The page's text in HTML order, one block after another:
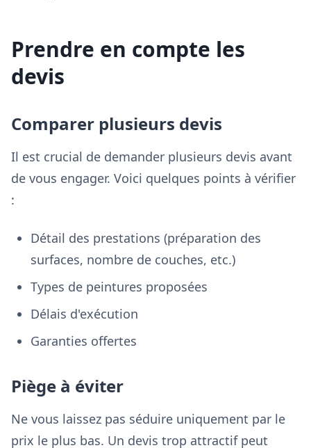
Prendre en compte les
devis
Comparer plusieurs devis
Il est crucial de demander plusieurs devis avant
de vous engager. Voici quelques points à vérifier
:
Détail des prestations (préparation des
surfaces, nombre de couches, etc.)
Types de peintures proposées
Délais d'exécution
Garanties offertes
Piège à éviter
Ne vous laissez pas séduire uniquement par le
prix le plus bas. Un devis trop attractif peut